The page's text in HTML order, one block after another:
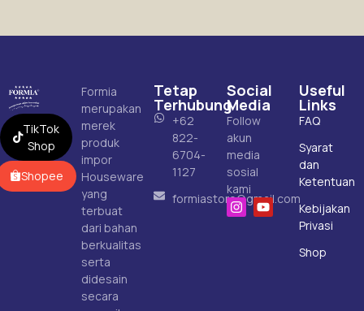
TikTok
Shop
Shopee
Formia
merupakan
merek
produk
impor
Houseware
yang
terbuat
dari bahan
berkualitas
serta
didesain
secara
Tetap
Terhubung
+62
822-
6704-
1127
formiastore@gmail.com
Social
Media
Follow
akun
media
sosial
kami
Useful
Links
FAQ
Syarat
dan
Ketentuan
Kebijakan
Privasi
Shop